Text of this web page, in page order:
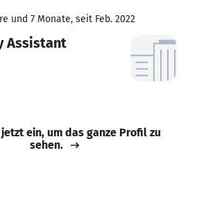
und 7 Monate, seit Feb. 2022
Assistant
jetzt ein, um das ganze Profil zu
sehen.